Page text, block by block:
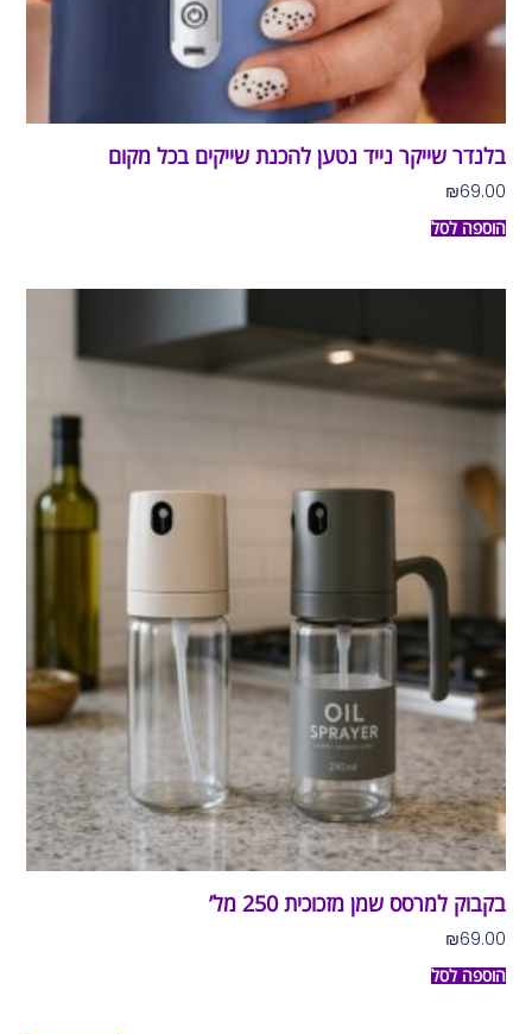
בלנדר שייקר נייד נטען להכנת שייקים בכל מקום
₪69.00
הוספה לסל
בקבוק למרסס שמן מזכוכית 250 מל’
₪69.00
הוספה לסל